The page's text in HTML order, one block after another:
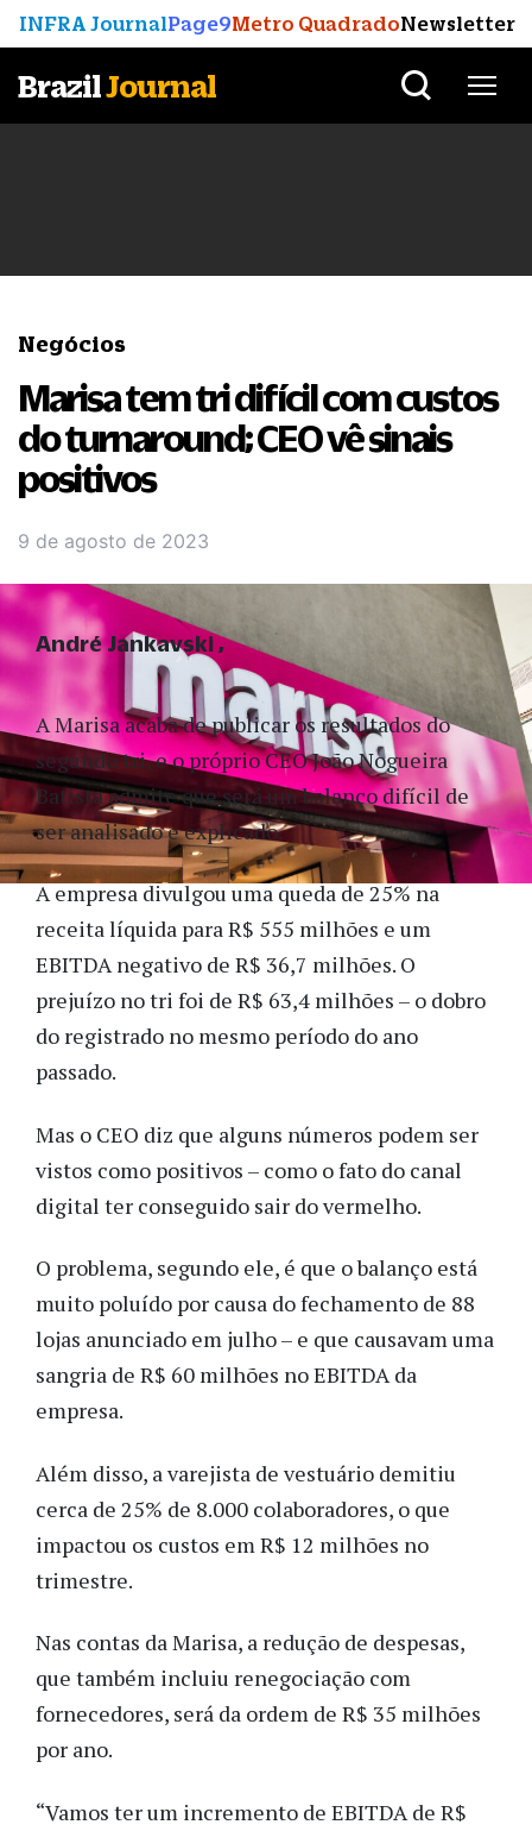
INFRA JournalPage9Metro QuadradoNewsletter
BrazilJournal
Negócios
Marisa tem tri difícil com custos
do turnaround; CEO vê sinais
positivos
9 de agosto de 2023
A Marisa acaba de publicar os resultados do
segundo tri, e o próprio CEO João Nogueira
Batista admite que será um balanço difícil de
ser analisado e explicado.
A empresa divulgou uma queda de 25% na
receita líquida para R$ 555 milhões e um
EBITDA negativo de R$ 36,7 milhões. O
prejuízo no tri foi de R$ 63,4 milhões – o dobro
do registrado no mesmo período do ano
passado.
Mas o CEO diz que alguns números podem ser
vistos como positivos – como o fato do canal
digital ter conseguido sair do vermelho.
O problema, segundo ele, é que o balanço está
muito poluído por causa do fechamento de 88
lojas anunciado em julho – e que causavam uma
sangria de R$ 60 milhões no EBITDA da
empresa.
Além disso, a varejista de vestuário demitiu
cerca de 25% de 8.000 colaboradores, o que
impactou os custos em R$ 12 milhões no
trimestre.
Nas contas da Marisa, a redução de despesas,
que também incluiu renegociação com
fornecedores, será da ordem de R$ 35 milhões
por ano.
“Vamos ter um incremento de EBITDA de R$
André Jankavski